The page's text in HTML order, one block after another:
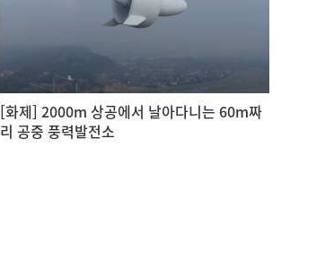
[화제] 2000m 상공에서 날아다니는 60m짜
리 공중 풍력발전소